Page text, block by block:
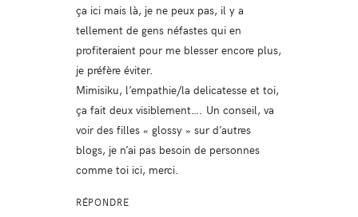
ça ici mais là, je ne peux pas, il y a
tellement de gens néfastes qui en
profiteraient pour me blesser encore plus,
je préfère éviter.
Mimisiku, l’empathie/la delicatesse et toi,
ça fait deux visiblement…. Un conseil, va
voir des filles « glossy » sur d’autres
blogs, je n’ai pas besoin de personnes
comme toi ici, merci.
RÉPONDRE